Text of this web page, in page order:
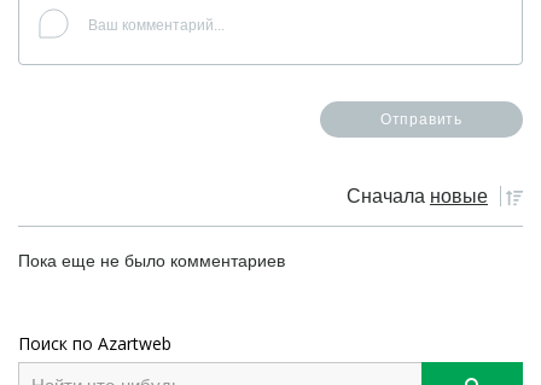
Сначала новые
Пока еще не было комментариев
Поиск по Azartweb